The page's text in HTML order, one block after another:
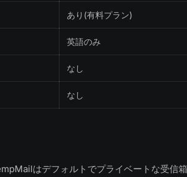
あり(有料プラン)
英語のみ
なし
なし
はデフォルトでプライベートな受信